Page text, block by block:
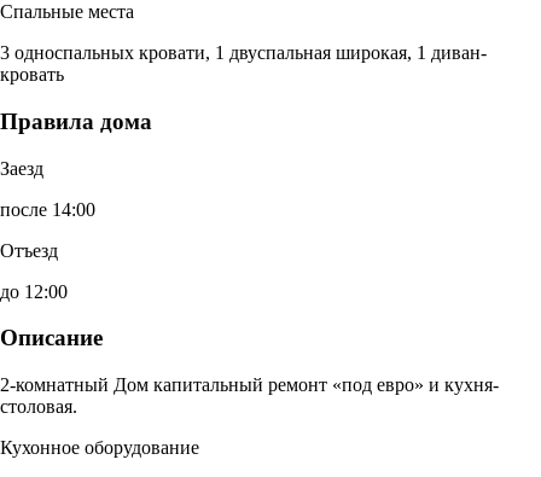
Спальные места
3 односпальных кровати, 1 двуспальная широкая, 1 диван-
кровать
Правила дома
Заезд
после 14:00
Отъезд
до 12:00
Описание
2-комнатный Дом капитальный ремонт «под евро» и кухня-
столовая.
Кухонное оборудование